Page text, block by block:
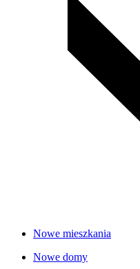
Nowe mieszkania
Nowe domy